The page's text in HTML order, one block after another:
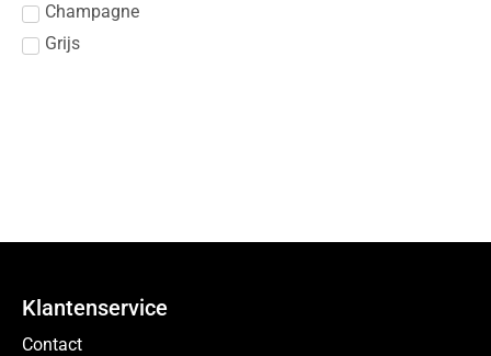
Champagne
Grijs
Klantenservice
Contact